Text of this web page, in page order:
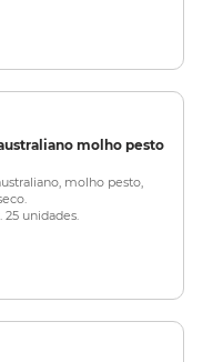
molho pesto
molho pesto,
unidades.